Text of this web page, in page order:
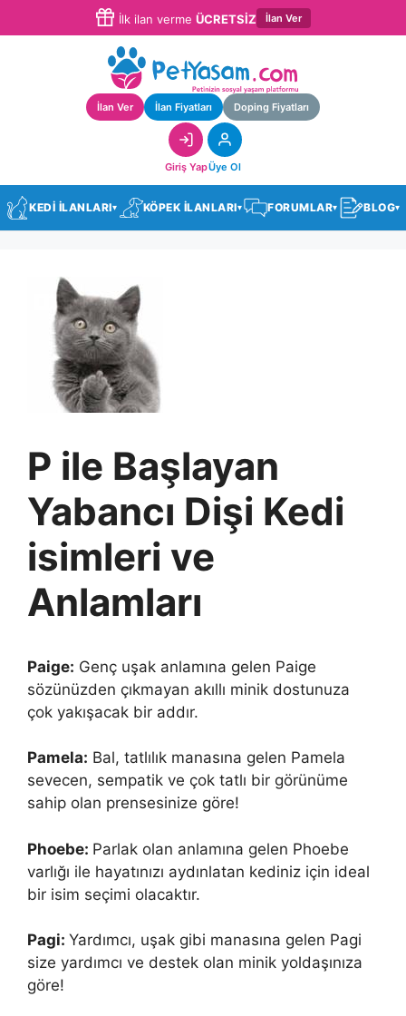
İlk ilan verme ÜCRETSİZ İlan Ver
İlan Ver İlan Fiyatları Doping Fiyatları
Giriş YapÜye Ol
KEDİ İLANLARI▾ KÖPEK İLANLARI▾ FORUMLAR▾ BLOG▾
P ile Başlayan
Yabancı Dişi Kedi
isimleri ve
Anlamları
Paige: Genç uşak anlamına gelen Paige
sözünüzden çıkmayan akıllı minik dostunuza
çok yakışacak bir addır.
Pamela: Bal, tatlılık manasına gelen Pamela
sevecen, sempatik ve çok tatlı bir görünüme
sahip olan prensesinize göre!
Phoebe: Parlak olan anlamına gelen Phoebe
varlığı ile hayatınızı aydınlatan kediniz için ideal
bir isim seçimi olacaktır.
Pagi: Yardımcı, uşak gibi manasına gelen Pagi
size yardımcı ve destek olan minik yoldaşınıza
göre!